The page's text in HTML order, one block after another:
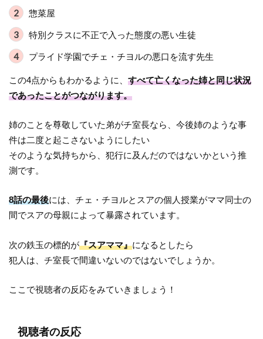
惣菜屋
特別クラスに不正で入った態度の悪い生徒
プライド学園でチェ・チヨルの悪口を流す先生
この4点からもわかるように、すべて亡くなった姉と同じ状況
であったことがつながります。
姉のことを尊敬していた弟がチ室長なら、今後姉のような事
件は二度と起こさないようにしたい
そのような気持ちから、犯行に及んだのではないかという推
測です。
8話の最後には、チェ・チヨルとスアの個人授業がママ同士の
間でスアの母親によって暴露されています。
次の鉄玉の標的が『スアママ』になるとしたら
犯人は、チ室長で間違いないのではないでしょうか。
ここで視聴者の反応をみていきましょう！
視聴者の反応